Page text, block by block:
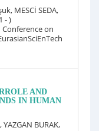
MESCİ SEDA,
- )
on
AND
IN HUMAN
YAZGAN BURAK,